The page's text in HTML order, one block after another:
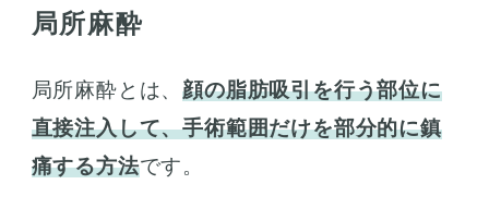
局所麻酔
局所麻酔とは、顔の脂肪吸引を行う部位に
直接注入して、手術範囲だけを部分的に鎮
痛する方法です。